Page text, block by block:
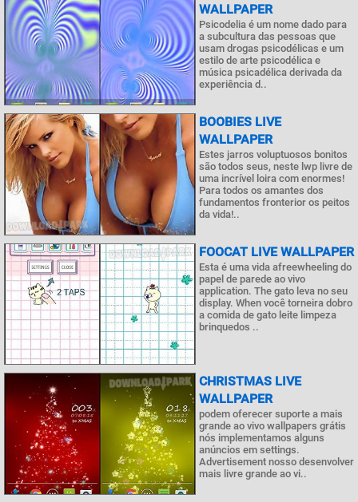
WALLPAPER
Psicodelia é um nome dado para
a subcultura das pessoas que
usam drogas psicodélicas e um
estilo de arte psicodélica e
música psicadélica derivada da
experiência d..
BOOBIES LIVE
WALLPAPER
Estes jarros voluptuosos bonitos
são todos seus, neste lwp livre de
uma incrível loira com enormes!
Para todos os amantes dos
fundamentos fronterior os peitos
da vida!..
FOOCAT LIVE WALLPAPER
Esta é uma vida afreewheeling do
papel de parede ao vivo
application. The gato leva no seu
display. When você torneira dobro
a comida de gato leite limpeza
brinquedos ..
CHRISTMAS LIVE
WALLPAPER
podem oferecer suporte a mais
grande ao vivo wallpapers grátis
nós implementamos alguns
anúncios em settings.
Advertisement nosso desenvolver
mais livre grande ao vi..